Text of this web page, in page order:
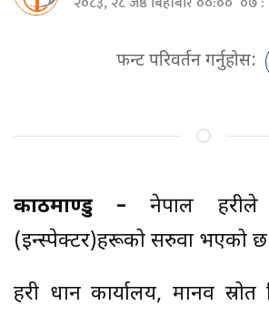
फन्ट परिवर्तन गर्नुहोस:
काठमाण्डु – नेपाल प्रहरीले
(इन्स्पेक्टर)हरूको सरुवा भएको
प्रहरी प्रधान कार्यालय, मानव